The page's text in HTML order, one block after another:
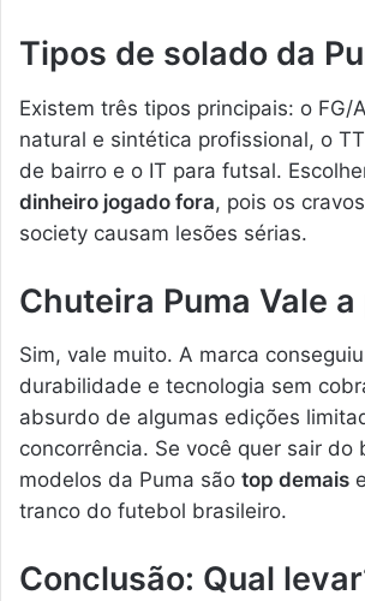
Tipos de solado da
Existem três tipos principais: o FG/
natural e sintética profissional, o
de bairro e o IT para futsal.
dinheiro jogado fora, pois os
society causam lesões sérias.
Chuteira Puma Vale a
Sim, vale muito. A marca
durabilidade e tecnologia sem
absurdo de algumas edições
concorrência. Se você quer sair do
modelos da Puma são top demais
tranco do futebol brasileiro.
Conclusão: Qual